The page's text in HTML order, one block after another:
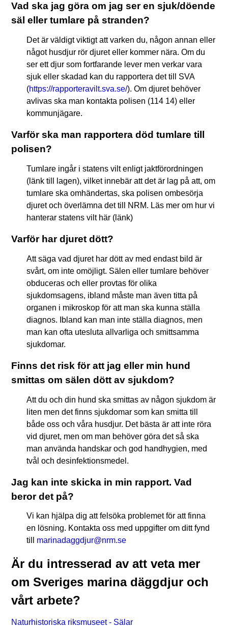
Vad ska jag göra om jag ser en sjuk/döende
säl eller tumlare på stranden?
Det är väldigt viktigt att varken du, någon annan eller
något husdjur rör djuret eller kommer nära. Om du
ser ett djur som fortfarande lever men verkar vara
sjuk eller skadad kan du rapportera det till SVA
(https://rapporteravilt.sva.se/). Om djuret behöver
avlivas ska man kontakta polisen (114 14) eller
kommunjägare.
Varför ska man rapportera död tumlare till
polisen?
Tumlare ingår i statens vilt enligt jaktförordningen
(länk till lagen), vilket innebär att det är lag på att, om
tumlare ska omhändertas, ska polisen ombesörja
djuret och överlämna det till NRM. Läs mer om hur vi
hanterar statens vilt här (länk)
Varför har djuret dött?
Att säga vad djuret har dött av med endast bild är
svårt, om inte omöjligt. Sälen eller tumlare behöver
obduceras och eller provtas för olika
sjukdomsagens, ibland måste man även titta på
organen i mikroskop för att man ska kunna ställa
diagnos. Ibland kan man inte ställa diagnos, men
man kan ofta utesluta allvarliga och smittsamma
sjukdomar.
Finns det risk för att jag eller min hund
smittas om sälen dött av sjukdom?
Att du och din hund ska smittas av någon sjukdom är
liten men det finns sjukdomar som kan smitta till
både oss och våra husdjur. Det bästa är att inte röra
vid djuret, men om man behöver göra det så ska
man använda handskar och god handhygien, med
tvål och desinfektionsmedel.
Jag kan inte skicka in min rapport. Vad
beror det på?
Vi kan hjälpa dig att felsöka problemet för att finna
en lösning. Kontakta oss med uppgifter om ditt fynd
till marinadaggdjur@nrm.se
Är du intresserad av att veta mer
om Sveriges marina däggdjur och
vårt arbete?
Naturhistoriska riksmuseet - Sälar